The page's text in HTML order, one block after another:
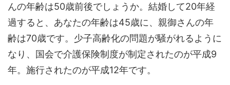
んの年齢は50歳前後でしょうか。結婚して20年経
過すると、あなたの年齢は45歳に、親御さんの年
齢は70歳です。少子高齢化の問題が騒がれるように
なり、国会で介護保険制度が制定されたのが平成9
年。施行されたのが平成12年です。